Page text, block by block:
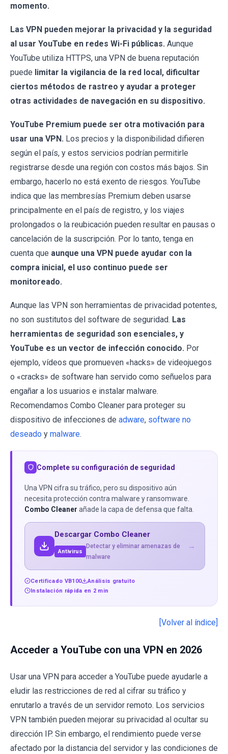
momento.
Las VPN pueden mejorar la privacidad y la seguridad
al usar YouTube en redes Wi-Fi públicas. Aunque
YouTube utiliza HTTPS, una VPN de buena reputación
puede limitar la vigilancia de la red local, dificultar
ciertos métodos de rastreo y ayudar a proteger
otras actividades de navegación en su dispositivo.
YouTube Premium puede ser otra motivación para
usar una VPN. Los precios y la disponibilidad difieren
según el país, y estos servicios podrían permitirle
registrarse desde una región con costos más bajos. Sin
embargo, hacerlo no está exento de riesgos. YouTube
indica que las membresías Premium deben usarse
principalmente en el país de registro, y los viajes
prolongados o la reubicación pueden resultar en pausas o
cancelación de la suscripción. Por lo tanto, tenga en
cuenta que aunque una VPN puede ayudar con la
compra inicial, el uso continuo puede ser
monitoreado.
Aunque las VPN son herramientas de privacidad potentes,
no son sustitutos del software de seguridad. Las
herramientas de seguridad son esenciales, y
YouTube es un vector de infección conocido. Por
ejemplo, vídeos que promueven «hacks» de videojuegos
o «cracks» de software han servido como señuelos para
engañar a los usuarios e instalar malware.
Recomendamos Combo Cleaner para proteger su
dispositivo de infecciones de adware, software no
deseado y malware.
Complete su configuración de seguridad
Una VPN cifra su tráfico, pero su dispositivo aún
necesita protección contra malware y ransomware.
Combo Cleaner añade la capa de defensa que falta.
Descargar Combo Cleaner
Antivirus
Detectar y eliminar amenazas de
malware
→
Certificado VB100
Análisis gratuito
Instalación rápida en 2 min
[Volver al índice]
Acceder a YouTube con una VPN en 2026
Usar una VPN para acceder a YouTube puede ayudarle a
eludir las restricciones de red al cifrar su tráfico y
enrutarlo a través de un servidor remoto. Los servicios
VPN también pueden mejorar su privacidad al ocultar su
dirección IP. Sin embargo, el rendimiento puede verse
afectado por la distancia del servidor y las condiciones de